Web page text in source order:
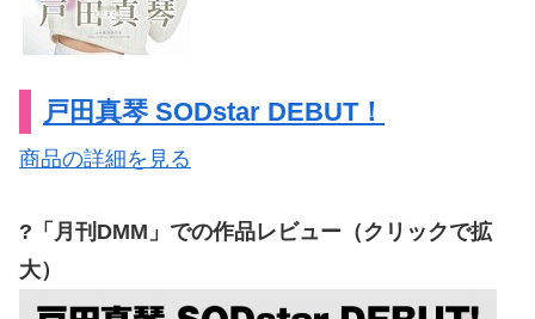
戸田真琴 SODstar DEBUT！
商品の詳細を見る
?「月刊DMM」での作品レビュー（クリックで拡
大）